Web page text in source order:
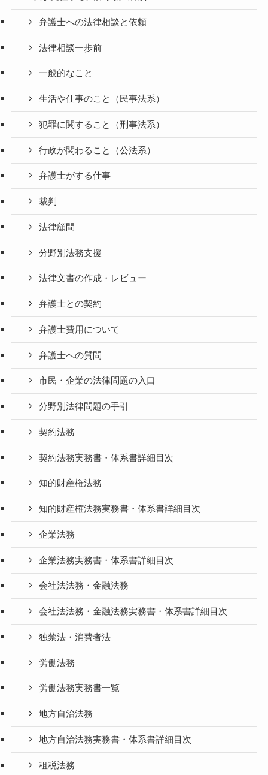
弁護士への法律相談と依頼
法律相談一歩前
一般的なこと
生活や仕事のこと（民事法系）
犯罪に関すること（刑事法系）
行政が関わること（公法系）
弁護士がする仕事
裁判
法律顧問
分野別法務支援
法律文書の作成・レビュー
弁護士との契約
弁護士費用について
弁護士への質問
市民・企業の法律問題の入口
分野別法律問題の手引
契約法務
契約法務実務書・体系書詳細目次
知的財産権法務
知的財産権法務実務書・体系書詳細目次
企業法務
企業法務実務書・体系書詳細目次
会社法法務・金融法務
会社法法務・金融法務実務書・体系書詳細目次
独禁法・消費者法
労働法務
労働法務実務書一覧
地方自治法務
地方自治法務実務書・体系書詳細目次
租税法務